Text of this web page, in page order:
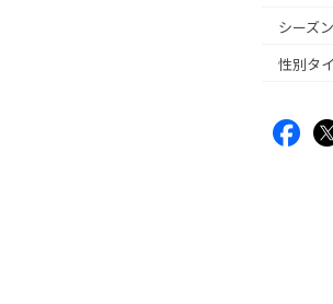
シーズン
性別タ